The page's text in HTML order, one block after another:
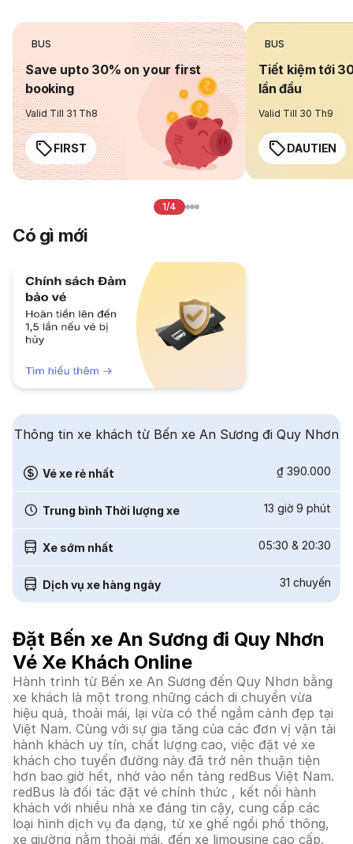
BUS
Save upto 30% on your first
booking
Valid Till 31 Th8
FIRST
BUS
Tiết kiệm tới
lần đầu
Valid Till 30 Th9
DAUTIEN
1/4
Có gì mới
Thông tin xe khách từ Bến xe An Sương đi Quy Nhơn
Vé xe rẻ nhất ₫ 390.000
Trung bình Thời lượng xe 13 giờ 9 phút
Xe sớm nhất 05:30 & 20:30
Dịch vụ xe hàng ngày 31 chuyến
Đặt Bến xe An Sương đi Quy Nhơn
Vé Xe Khách Online
Hành trình từ Bến xe An Sương đến Quy Nhơn bằng
xe khách là một trong những cách di chuyển vừa
hiệu quả, thoải mái, lại vừa có thể ngắm cảnh đẹp tại
Việt Nam. Cùng với sự gia tăng của các đơn vị vận tải
hành khách uy tín, chất lượng cao, việc đặt vé xe
khách cho tuyến đường này đã trở nên thuận tiện
hơn bao giờ hết, nhờ vào nền tảng redBus Việt Nam.
redBus là đối tác đặt vé chính thức , kết nối hành
khách với nhiều nhà xe đáng tin cậy, cung cấp các
loại hình dịch vụ đa dạng, từ xe ghế ngồi phổ thông,
xe giường nằm thoải mái, đến xe limousine cao cấp.